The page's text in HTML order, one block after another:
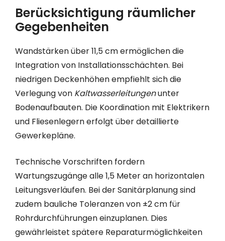
Berücksichtigung räumlicher
Gegebenheiten
Wandstärken über 11,5 cm ermöglichen die
Integration von Installationsschächten. Bei
niedrigen Deckenhöhen empfiehlt sich die
Verlegung von Kaltwasserleitungenunter
Bodenaufbauten. Die Koordination mit Elektrikern
und Fliesenlegern erfolgt über detaillierte
Gewerkepläne.
Technische Vorschriften fordern
Wartungszugänge alle 1,5 Meter an horizontalen
Leitungsverläufen. Bei der Sanitärplanung sind
zudem bauliche Toleranzen von ±2 cm für
Rohrdurchführungen einzuplanen. Dies
gewährleistet spätere Reparaturmöglichkeiten